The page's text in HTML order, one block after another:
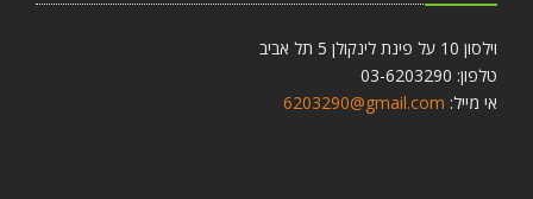
וילסון 10 על פינת לינקולן 5 תל אביב
טלפון: 03-6203290
אי מייל: 6203290@gmail.com